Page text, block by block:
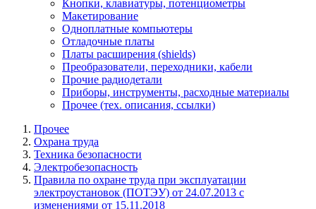
Кнопки, клавиатуры, потенциометры
Макетирование
Одноплатные компьютеры
Отладочные платы
Платы расширения (shields)
Преобразователи, переходники, кабели
Прочие радиодетали
Приборы, инструменты, расходные материалы
Прочее (тех. описания, ссылки)
Прочее
Охрана труда
Техника безопасности
Электробезопасность
Правила по охране труда при эксплуатации
электроустановок (ПОТЭУ) от 24.07.2013 с
изменениями от 15.11.2018